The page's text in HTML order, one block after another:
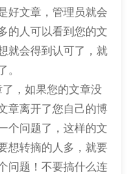
好文章，管理员就会
的人可以看到您的文
就会得到认可了，就
，如果您的文章没
章离开了您自己的博
个问题了，这样的文
想转摘的人多，就要
问题！不要搞什么连